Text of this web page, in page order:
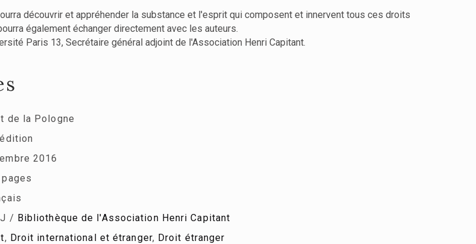
découvrir et appréhender la substance et l'esprit qui composent et innervent tous ces droits
également échanger directement avec les auteurs.
Paris 13, Secrétaire général adjoint de l'Association Henri Capitant.
de la Pologne
2016
/ Bibliothèque de l'Association Henri Capitant
, Droit international et étranger, Droit étranger